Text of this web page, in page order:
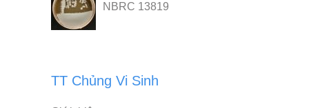
NBRC 13819
TT Chủng Vi Sinh